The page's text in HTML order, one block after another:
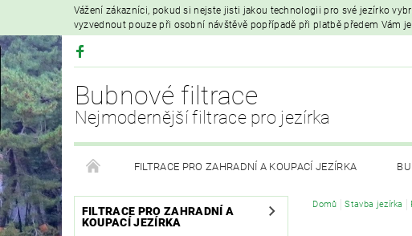
Vážení zákazníci, pokud si nejste jisti jakou technologii pro své jezírko
vyzvednout pouze při osobní návštěvě popřípadě při platbě předem Vám
Bubnové filtrace
Nejmodernější filtrace pro jezírka
FILTRACE PRO ZAHRADNÍ A KOUPACÍ JEZÍRKA
HYDROIZOLAČNÍ FÓLIE FILTRAČNÍ MATERIÁL
FILTRACE PRO ZAHRADNÍ A
KOUPACÍ JEZÍRKA
Domů Stavba jezírka